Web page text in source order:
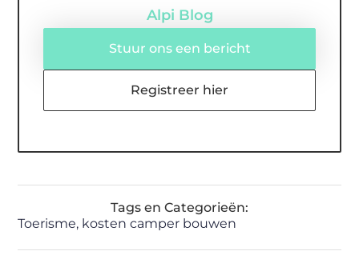
Alpi Blog
Stuur ons een bericht
Registreer hier
Tags en Categorieën:
Toerisme, kosten camper bouwen